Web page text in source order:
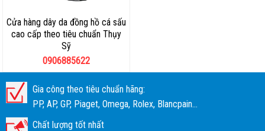
Cửa hàng dây da đồng hồ cá sấu
cao cấp theo tiêu chuẩn Thụy
Sỹ
0906885622
Gia công theo tiêu chuẩn hãng:
PP, AP, GP, Piaget, Omega, Rolex, Blancpain...
Chất lượng tốt nhất